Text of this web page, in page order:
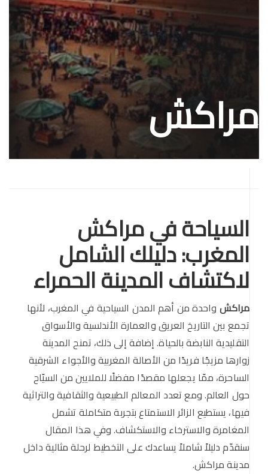
مراكش
السياحة في مراكش
المغرب: دليلك الشامل
لاكتشاف المدينة الحمراء
مراكش واحدة من أهم المدن السياحية في المغرب، لأنها
تجمع بين التاريخ العريق والعمارة الأندلسية والأسواق
التقليدية النابضة بالحياة. إضافة إلى ذلك، تمنح المدينة
زوارها مزيجًا فريدًا من الأصالة المغربية والأجواء الشرقية
الساحرة، ممّا يجعلها مقصدًا مفضلًا للملايين من السيّاح
حول العالم. ومع تعدد المعالم الطبيعية والثقافية والتراثية
فيها، يستطيع الزائر الاستمتاع بتجربة متكاملة تشمل
المغامرة والاسترخاء والاستكشاف. وفي هذا المقال
سنقدّم دليلاً شاملاً يساعدك على التخطيط لرحلة مثالية داخل
مدينة مراكش.